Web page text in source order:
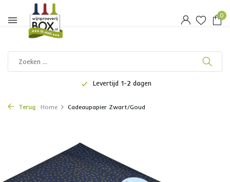
0
Levertijd 1-2 dagen
Terug Home Cadeaupapier Zwart/Goud